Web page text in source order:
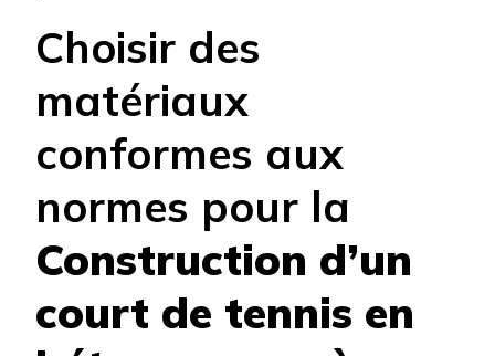
Choisir des
matériaux
conformes aux
normes pour la
Construction d’un
court de tennis en